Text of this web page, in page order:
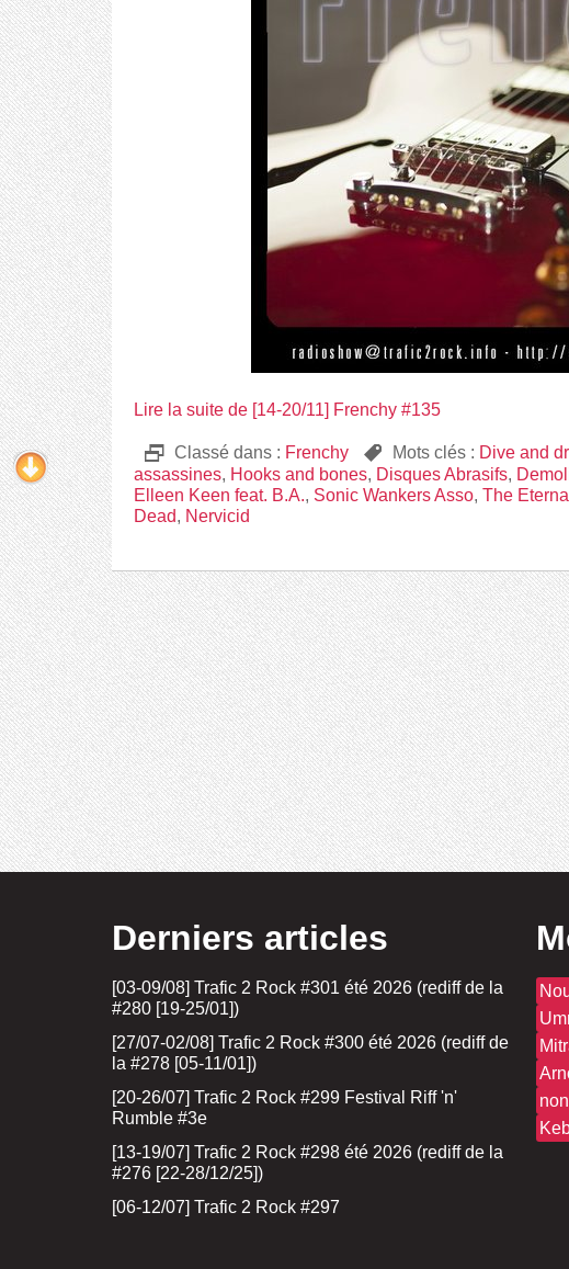
Lire la suite de [14-20/11] Frenchy #135
D Classé dans : Frenchy , Mots clés : Dive and
assassines, Hooks and bones, Disques Abrasifs,
Elleen Keen feat. B.A., Sonic Wankers Asso, The
Dead, Nervicid
Derniers articles
[03-09/08] Trafic 2 Rock #301 été 2026 (rediff de la
#280 [19-25/01])
[27/07-02/08] Trafic 2 Rock #300 été 2026 (rediff de
la #278 [05-11/01])
[20-26/07] Trafic 2 Rock #299 Festival Riff 'n'
Rumble #3e
[13-19/07] Trafic 2 Rock #298 été 2026 (rediff de la
#276 [22-28/12/25])
[06-12/07] Trafic 2 Rock #297